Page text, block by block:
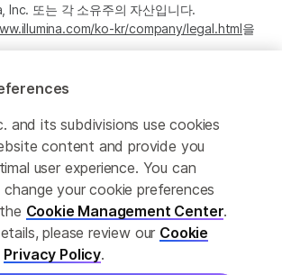
고자 합당한 노력을 기울였으나, 자동 번역은
목적 또한 원문을 대체하기 위함이 아닙니다. 공
Inc. 또는 각 소유주의 자산입니다.
ko-kr/company/legal.html을
All rights reserved.
and its subdivisions use cookies
content and provide you
user experience. You can
your cookie preferences
Cookie Management Center.
please review our Cookie
Privacy Policy.